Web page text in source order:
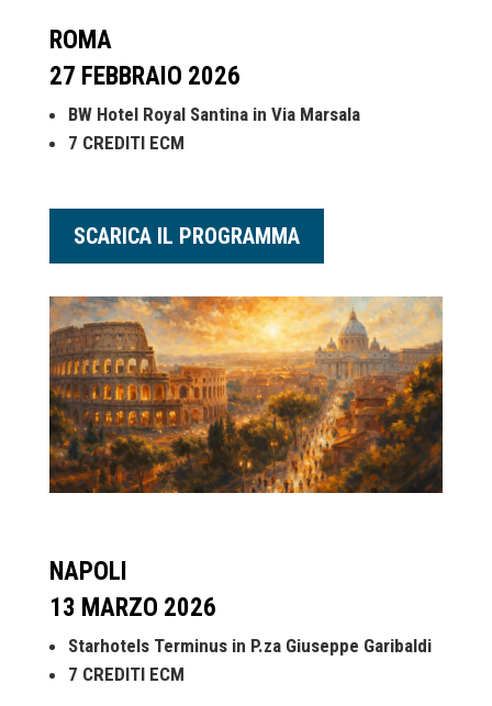
ROMA
27 FEBBRAIO 2026
BW Hotel Royal Santina in Via Marsala
7 CREDITI ECM
SCARICA IL PROGRAMMA
NAPOLI
13 MARZO 2026
Starhotels Terminus in P.za Giuseppe Garibaldi
7 CREDITI ECM